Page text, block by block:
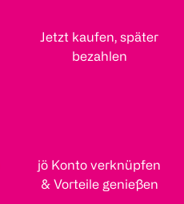
Jetzt kaufen, später
bezahlen
jö Konto verknüpfen
& Vorteile genießen